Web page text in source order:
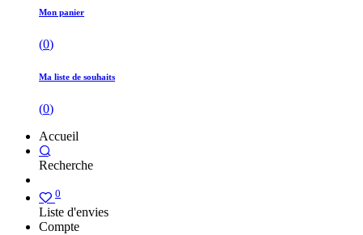
Mon panier
(0)
Ma liste de souhaits
(0)
Accueil
Recherche
0
Liste d'envies
Compte